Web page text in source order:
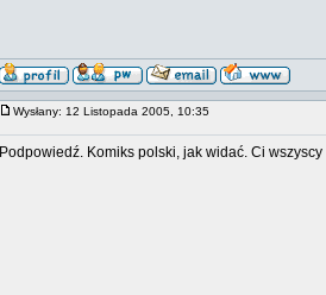
Wysłany: 12 Listopada 2005, 10:35
Podpowiedź. Komiks polski, jak widać. Ci